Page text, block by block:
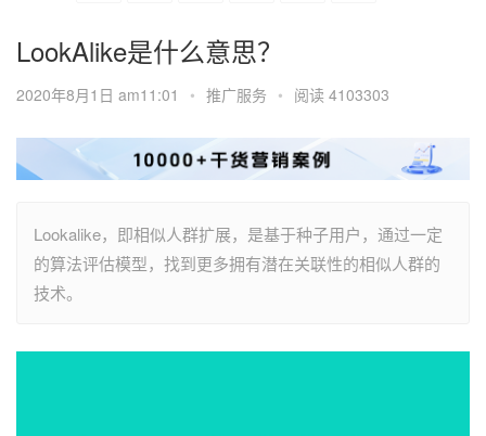
广告 元宇宙 房地产
Soul 360 百度 搜狗
美图 最右 神马 谷歌 Facebook
Tiktok YouTube Yahoo Bing
卖货 脚本 话术 电商
涨粉 广告 推广 方案 策划 案例
数据 拉新 活动 用户 海外
LookAlike是什么意思？
2020年8月1日 am11:01 • 推广服务 • 阅读 4103303
Lookalike，即相似人群扩展，是基于种子用户，通过一定
的算法评估模型，找到更多拥有潜在关联性的相似人群的
技术。